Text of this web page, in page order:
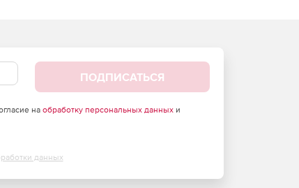
ПОДПИСАТЬСЯ
на обработку персональных данныхи
данных